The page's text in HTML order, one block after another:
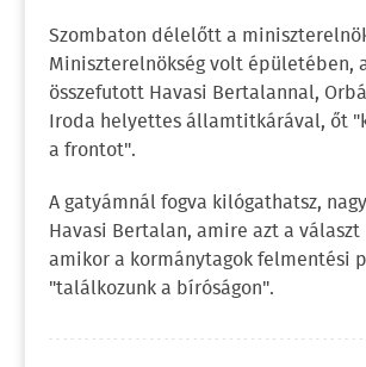
Szombaton délelőtt a
Miniszterelnökség volt épületében,
összefutott Havasi Bertalannal,
Iroda helyettes államtitkárával, őt
a frontot".
A gatyámnál fogva kilógathatsz,
Havasi Bertalan, amire azt a
amikor a kormánytagok felmentési
"találkozunk a bíróságon".